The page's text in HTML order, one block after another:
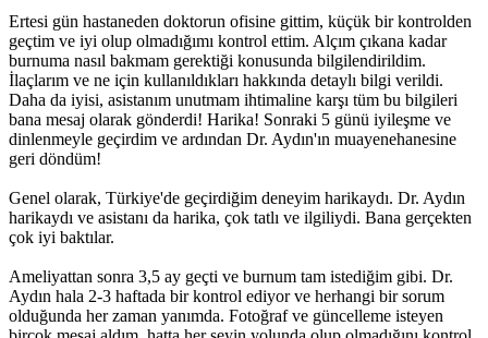
Ertesi gün hastaneden doktorun ofisine gittim, küçük bir kontrolden
geçtim ve iyi olup olmadığımı kontrol ettim. Alçım çıkana kadar
burnuma nasıl bakmam gerektiği konusunda bilgilendirildim.
İlaçlarım ve ne için kullanıldıkları hakkında detaylı bilgi verildi.
Daha da iyisi, asistanım unutmam ihtimaline karşı tüm bu bilgileri
bana mesaj olarak gönderdi! Harika! Sonraki 5 günü iyileşme ve
dinlenmeyle geçirdim ve ardından Dr. Aydın'ın muayenehanesine
geri döndüm!
Genel olarak, Türkiye'de geçirdiğim deneyim harikaydı. Dr. Aydın
harikaydı ve asistanı da harika, çok tatlı ve ilgiliydi. Bana gerçekten
çok iyi baktılar.
Ameliyattan sonra 3,5 ay geçti ve burnum tam istediğim gibi. Dr.
Aydın hala 2-3 haftada bir kontrol ediyor ve herhangi bir sorum
olduğunda her zaman yanımda. Fotoğraf ve güncelleme isteyen